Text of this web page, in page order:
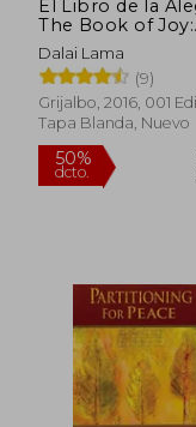
El Libro de la
The Book of Joy:
Lasting
a Changing World
Dalai Lama
(9)
Grijalbo, 2016, 001
Tapa Blanda, Nuevo